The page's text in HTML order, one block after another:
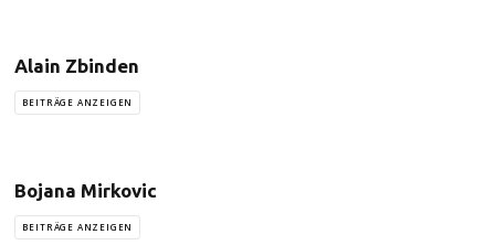
Alain Zbinden
BEITRÄGE ANZEIGEN
Bojana Mirkovic
BEITRÄGE ANZEIGEN